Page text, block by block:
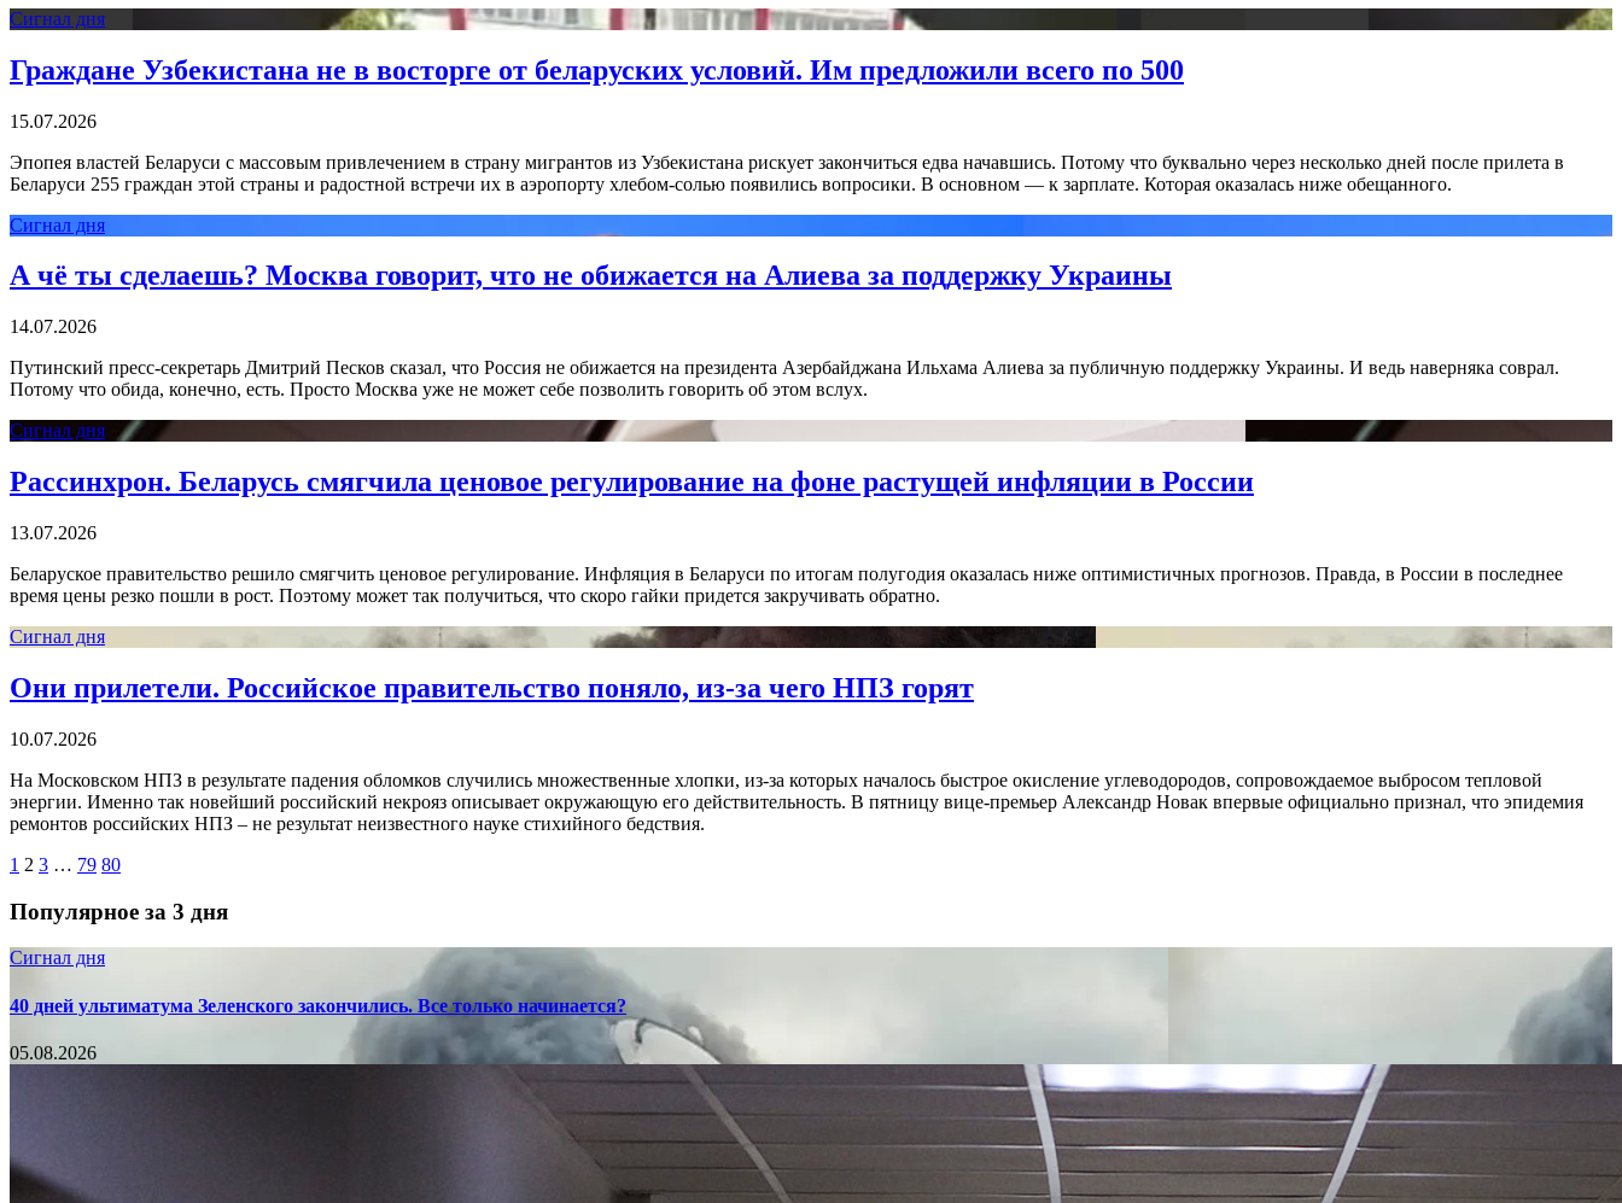
Сигнал дня
Граждане Узбекистана не в восторге от беларуских условий. Им предложили всего по 500
15.07.2026
Эпопея властей Беларуси с массовым привлечением в страну мигрантов из Узбекистана рискует закончиться едва начавшись. Потому что буквально через несколько дней после прилета в
Беларуси 255 граждан этой страны и радостной встречи их в аэропорту хлебом-солью появились вопросики. В основном — к зарплате. Которая оказалась ниже обещанного.
Сигнал дня
А чё ты сделаешь? Москва говорит, что не обижается на Алиева за поддержку Украины
14.07.2026
Путинский пресс-секретарь Дмитрий Песков сказал, что Россия не обижается на президента Азербайджана Ильхама Алиева за публичную поддержку Украины. И ведь наверняка соврал.
Потому что обида, конечно, есть. Просто Москва уже не может себе позволить говорить об этом вслух.
Сигнал дня
Рассинхрон. Беларусь смягчила ценовое регулирование на фоне растущей инфляции в России
13.07.2026
Беларуское правительство решило смягчить ценовое регулирование. Инфляция в Беларуси по итогам полугодия оказалась ниже оптимистичных прогнозов. Правда, в России в последнее
время цены резко пошли в рост. Поэтому может так получиться, что скоро гайки придется закручивать обратно.
Сигнал дня
Они прилетели. Российское правительство поняло, из-за чего НПЗ горят
10.07.2026
На Московском НПЗ в результате падения обломков случились множественные хлопки, из-за которых началось быстрое окисление углеводородов, сопровождаемое выбросом тепловой
энергии. Именно так новейший российский некрояз описывает окружающую его действительность. В пятницу вице-премьер Александр Новак впервые официально признал, что эпидемия
ремонтов российских НПЗ – не результат неизвестного науке стихийного бедствия.
1 2 3 … 79 80
Популярное за 3 дня
Сигнал дня
40 дней ультиматума Зеленского закончились. Все только начинается?
05.08.2026